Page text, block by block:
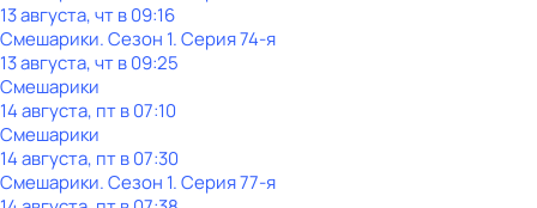
13 августа, чт в 09:16
Смешарики. Сезон 1. Серия 74-я
13 августа, чт в 09:25
Смешарики
14 августа, пт в 07:10
Смешарики
14 августа, пт в 07:30
Смешарики. Сезон 1. Серия 77-я